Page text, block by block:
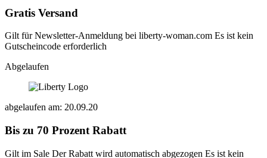
Gratis Versand
Gilt für Newsletter-Anmeldung bei liberty-woman.com Es ist kein
Gutscheincode erforderlich
Abgelaufen
abgelaufen am: 20.09.20
Bis zu 70 Prozent Rabatt
Gilt im Sale Der Rabatt wird automatisch abgezogen Es ist kein